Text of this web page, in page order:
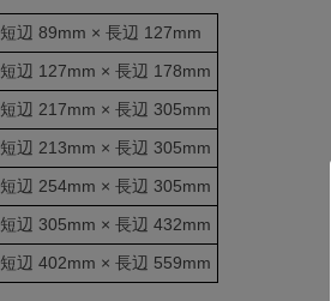
短辺 89mm × 長辺 127mm
短辺 127mm × 長辺 178mm
短辺 217mm × 長辺 305mm
短辺 213mm × 長辺 305mm
短辺 254mm × 長辺 305mm
短辺 305mm × 長辺 432mm
短辺 402mm × 長辺 559mm